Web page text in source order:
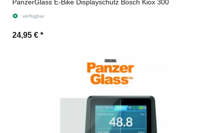
PanzerGlass E-Bike Displayschutz Bosch Kiox 300
verfügbar
24,95 € *